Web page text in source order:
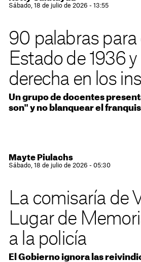
Sábado, 18 de julio de 2026 - 13:55
90 palabras
Estado de 1936
derecha en los
Un grupo de docentes
son" y no blanquear el
Mayte Piulachs
Sábado, 18 de julio de 2026 - 05:30
La comisaría de
Lugar de
a la policía
El Gobierno ignora las